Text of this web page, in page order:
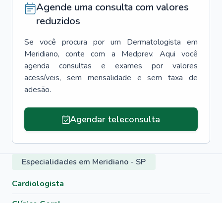
Agende uma consulta com valores
reduzidos
Se você procura por um Dermatologista em
Meridiano, conte com a Medprev. Aqui você
agenda consultas e exames por valores
acessíveis, sem mensalidade e sem taxa de
adesão.
Agendar teleconsulta
Especialidades em Meridiano - SP
Cardiologista